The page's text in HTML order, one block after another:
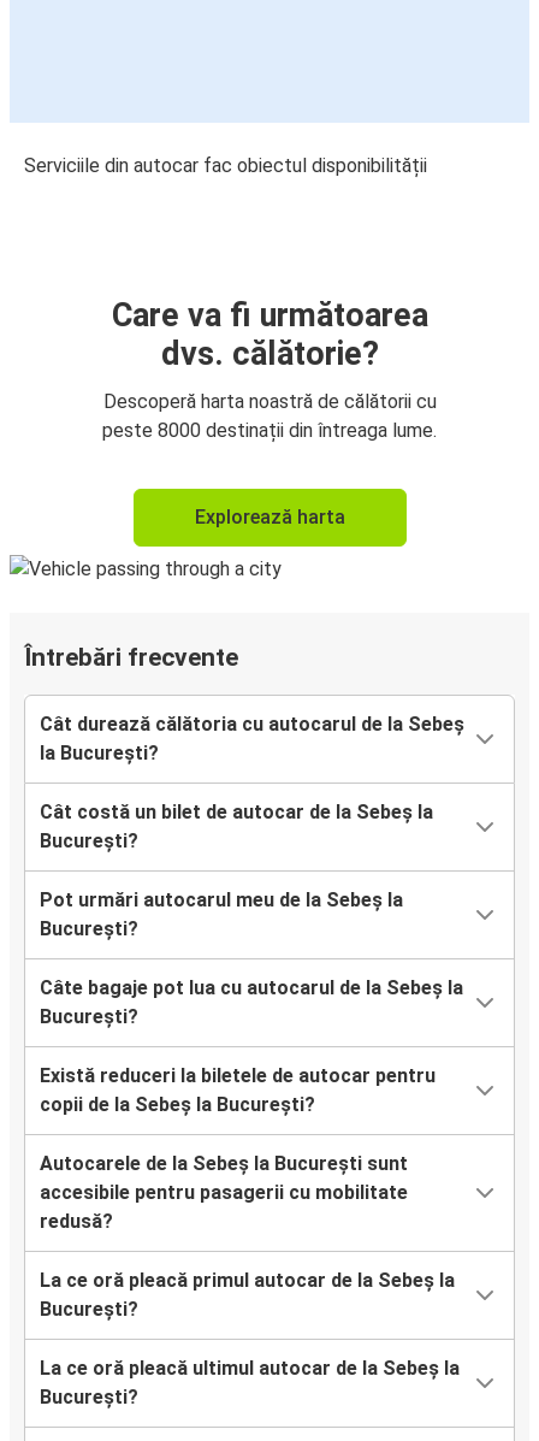
Serviciile din autocar fac obiectul disponibilității
Care va fi următoarea
dvs. călătorie?
Descoperă harta noastră de călătorii cu
peste 8000 destinații din întreaga lume.
Explorează harta
Întrebări frecvente
Cât durează călătoria cu autocarul de la Sebeș
la București?
Cât costă un bilet de autocar de la Sebeș la
București?
Pot urmări autocarul meu de la Sebeș la
București?
Câte bagaje pot lua cu autocarul de la Sebeș la
București?
Există reduceri la biletele de autocar pentru
copii de la Sebeș la București?
Autocarele de la Sebeș la București sunt
accesibile pentru pasagerii cu mobilitate
redusă?
La ce oră pleacă primul autocar de la Sebeș la
București?
La ce oră pleacă ultimul autocar de la Sebeș la
București?